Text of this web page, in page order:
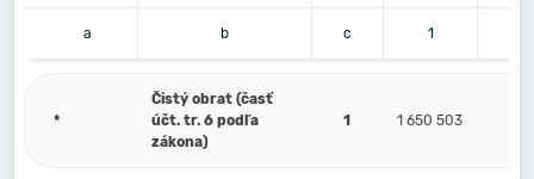
a b c 1
*
Čistý obrat (časť
účt. tr. 6 podľa
zákona)
1 1 650 503